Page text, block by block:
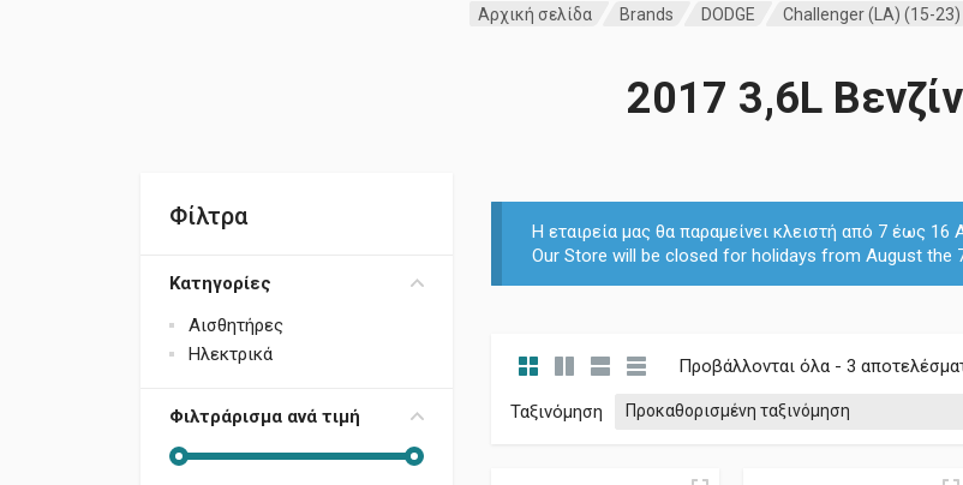
Αρχική σελίδα Brands DODGE Challenger (LA) (15-23)
2017 3,6L
Φίλτρα
Κατηγορίες
Αισθητήρες
Ηλεκτρικά
Φιλτράρισμα ανά τιμή
Η εταιρεία μας θα παραμείνει κλειστή από 7 έως
Our Store will be closed for holidays from August the
Προβάλλονται όλα - 3
Ταξινόμηση